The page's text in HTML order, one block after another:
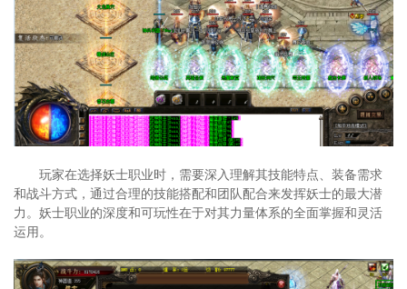
玩家在选择妖士职业时，需要深入理解其技能特点、装备需求
和战斗方式，通过合理的技能搭配和团队配合来发挥妖士的最大潜
力。妖士职业的深度和可玩性在于对其力量体系的全面掌握和灵活
运用。